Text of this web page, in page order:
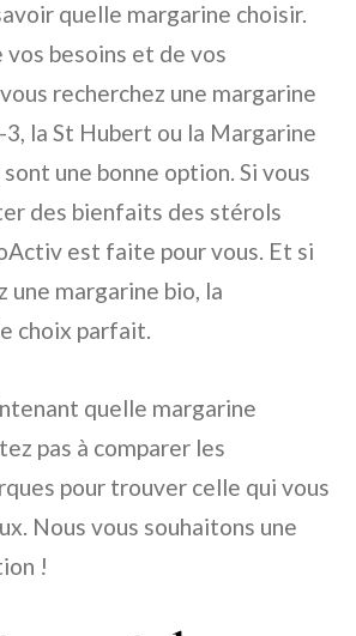
quelle margarine choisir.
vos besoins et de vos
recherchez une margarine
la St Hubert ou la Margarine
une bonne option. Si vous
des bienfaits des stérols
est faite pour vous. Et si
une margarine bio, la
choix parfait.
quelle margarine
pas à comparer les
pour trouver celle qui vous
Nous vous souhaitons une
!